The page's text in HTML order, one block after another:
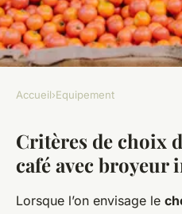
EQUIPEMENT
Comment
café avec
savourer des
Accueil›Equipement
Critères de choix
café avec broyeur
Lorsque l’on envisage le